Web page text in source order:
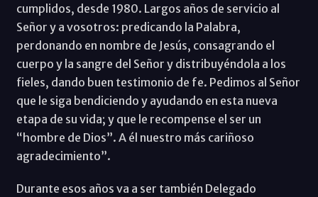
cumplidos, desde 1980. Largos años de servicio al
Señor y a vosotros: predicando la Palabra,
perdonando en nombre de Jesús, consagrando el
cuerpo y la sangre del Señor y distribuyéndola a los
fieles, dando buen testimonio de fe. Pedimos al Señor
que le siga bendiciendo y ayudando en esta nueva
etapa de su vida; y que le recompense el ser un
“hombre de Dios”. A él nuestro más cariñoso
agradecimiento”.
Durante esos años va a ser también Delegado